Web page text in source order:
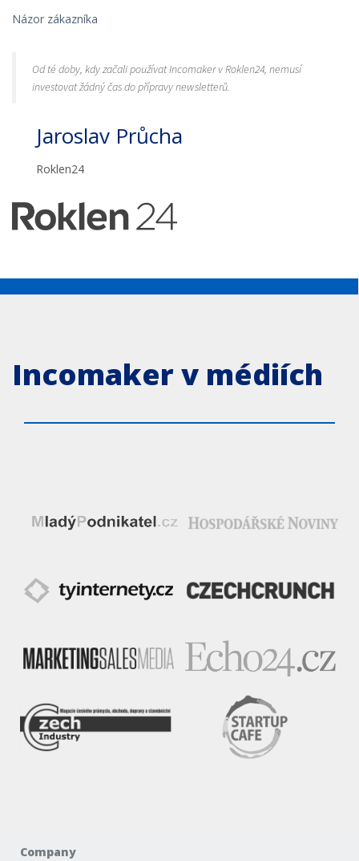
Názor zákazníka
Od té doby, kdy začali používat Incomaker v Roklen24, nemusí
investovat žádný čas do přípravy newsletterů.
Jaroslav Průcha
Roklen24
Incomaker v médiích
Company